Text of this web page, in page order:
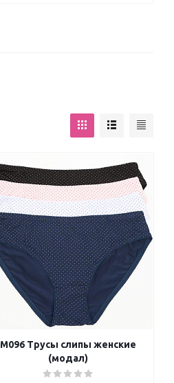
M096 Трусы слипы женские
(модал)